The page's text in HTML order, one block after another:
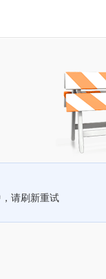
请刷新重试